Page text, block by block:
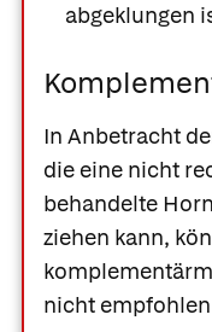
abgeklungen
In Anbetracht
die eine nicht
behandelte
ziehen kann,
nicht